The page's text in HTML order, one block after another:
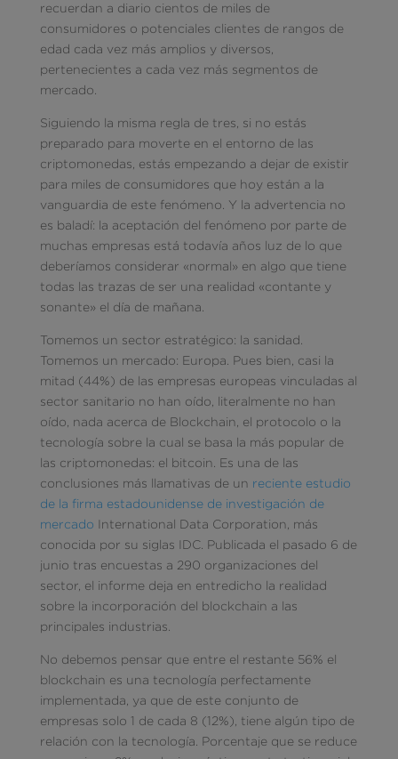
recuerdan a diario cientos de miles de
consumidores o potenciales clientes de rangos de
edad cada vez más amplios y diversos,
pertenecientes a cada vez más segmentos de
mercado.
Siguiendo la misma regla de tres, si no estás
preparado para moverte en el entorno de las
criptomonedas, estás empezando a dejar de existir
para miles de consumidores que hoy están a la
vanguardia de este fenómeno. Y la advertencia no
es baladí: la aceptación del fenómeno por parte de
muchas empresas está todavía años luz de lo que
deberíamos considerar «normal» en algo que tiene
todas las trazas de ser una realidad «contante y
sonante» el día de mañana.
Tomemos un sector estratégico: la sanidad.
Tomemos un mercado: Europa. Pues bien, casi la
mitad (44%) de las empresas europeas vinculadas al
sector sanitario no han oído, literalmente no han
oído, nada acerca de Blockchain, el protocolo o la
tecnología sobre la cual se basa la más popular de
las criptomonedas: el bitcoin. Es una de las
conclusiones más llamativas de un reciente estudio
de la firma estadounidense de investigación de
mercado International Data Corporation, más
conocida por su siglas IDC. Publicada el pasado 6 de
junio tras encuestas a 290 organizaciones del
sector, el informe deja en entredicho la realidad
sobre la incorporación del blockchain a las
principales industrias.
No debemos pensar que entre el restante 56% el
blockchain es una tecnología perfectamente
implementada, ya que de este conjunto de
empresas solo 1 de cada 8 (12%), tiene algún tipo de
relación con la tecnología. Porcentaje que se reduce